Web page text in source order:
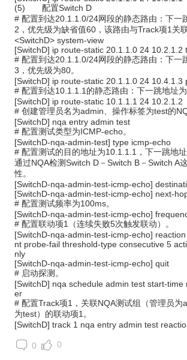
(5)
配置Switch D
# 配置到达20.1.1.0/24网段的静态路由：下一
2 ，优先级为缺省值60，该路由与Track项1 关
<SwitchD> system-view
[SwitchD] ip route-static 20.1.1.0 24 10.2.1.2
# 配置到达20.1.1.0/24网段的静态路由：下一
3 ，优先级为80。
[SwitchD] ip route-static 20.1.1.0 24 10.4.1.3
# 配置到达10.1.1.1 的静态路由：下一跳地址为
[SwitchD] ip route-static 10.1.1.1 24 10.2.1.2
# 创建管理员名为admin 、操作标签为test的
[SwitchD] nqa entry admin test
# 配置测试类型为ICMP-echo。
[SwitchD-nqa-admin-test] type icmp-echo
# 配置测试的目的地址为10.1.1.1 ，下一跳地
通过NQA检测Switch D－ Switch B－ Switch A
性。
[SwitchD-nqa-admin-test-icmp-echo]
[SwitchD-nqa-admin-test-icmp-echo] next-
# 配置测试频率为100ms。
[SwitchD-nqa-admin-test-icmp-echo]
# 配置联动项1 （连续失败5次触发联动）。
[SwitchD-nqa-admin-test-icmp-echo]
nt probe-fail threshold-type consecutive 5
nly
[SwitchD-nqa-admin-test-icmp-echo] quit
# 启动探测。
[SwitchD] nqa schedule admin test start-time
er
# 配置Track项1 ，关联NQA测试组（管理员为
为test）的联动项1 。
[SwitchD] track 1 nqa entry admin test
0 0